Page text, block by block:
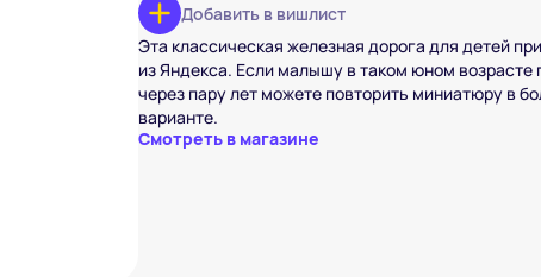
Добавить в вишлист
Эта классическая железная дорога для детей
из Яндекса. Если малышу в таком юном возрасте
через пару лет можете повторить миниатюру в
варианте.
Смотреть в магазине